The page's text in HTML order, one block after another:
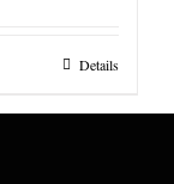
Details